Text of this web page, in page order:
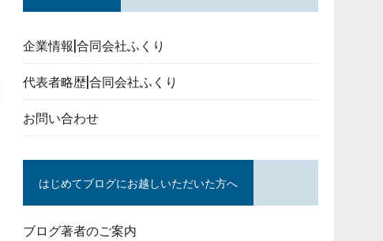
企業情報|合同会社ふくり
代表者略歴|合同会社ふくり
お問い合わせ
はじめてブログにお越しいただいた方へ
ブログ著者のご案内